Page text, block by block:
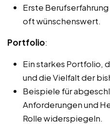
Erste
oft wünschenswert.
Portfolio:
Ein starkes Portfolio,
und die Vielfalt der
Beispiele für
Anforderungen und
Rolle widerspiegeln.